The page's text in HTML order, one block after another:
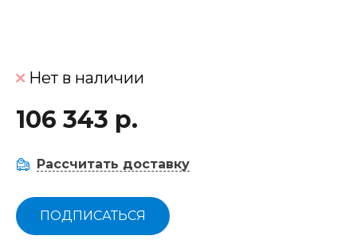
Нет в наличии
106 343 р.
Рассчитать доставку
ПОДПИСАТЬСЯ